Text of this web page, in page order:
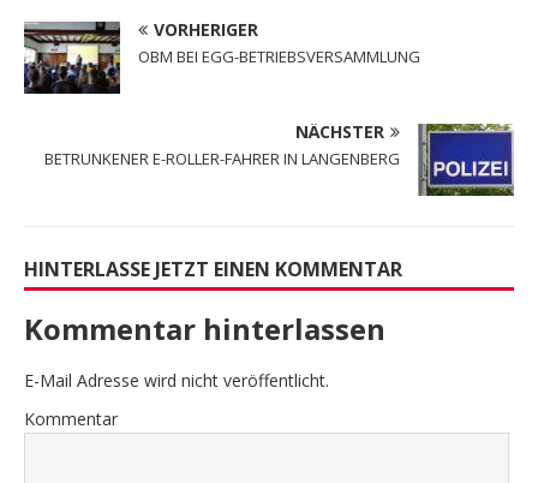
VORHERIGER
OBM BEI EGG-BETRIEBSVERSAMMLUNG
NÄCHSTER
BETRUNKENER E-ROLLER-FAHRER IN LANGENBERG
HINTERLASSE JETZT EINEN KOMMENTAR
Kommentar hinterlassen
E-Mail Adresse wird nicht veröffentlicht.
Kommentar